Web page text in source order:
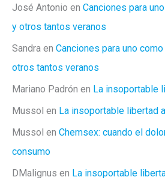
José Antonio en Canciones para
y otros tantos veranos
Sandra en Canciones para uno
otros tantos veranos
Mariano Padrón en La insoportable
Mussol en La insoportable libertad
Mussol en Chemsex: cuando el
consumo
DMalignus en La insoportable